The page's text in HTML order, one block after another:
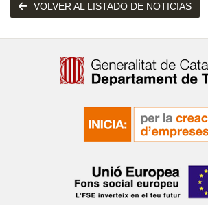
VOLVER AL LISTADO DE NOTICIAS